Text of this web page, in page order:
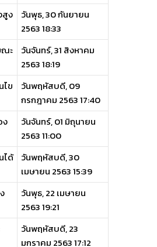
สูง
วันพุธ, 30 กันยายน
2563 18:33
ณะ
วันจันทร์, 31 สิงหาคม
2563 18:19
ไข
วันพฤหัสบดี, 09
กรกฎาคม 2563 17:40
ง
วันจันทร์, 01 มิถุนายน
2563 11:00
ได้
วันพฤหัสบดี, 30
เมษายน 2563 15:39
วันพุธ, 22 เมษายน
2563 19:21
วันพฤหัสบดี, 23
มกราคม 2563 17:12